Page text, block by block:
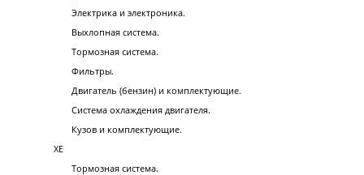
Электрика и электроника.
Выхлопная система.
Тормозная система.
Фильтры.
Двигатель (бензин) и комплектующие.
Система охлаждения двигателя.
Кузов и комплектующие.
XE
Тормозная система.